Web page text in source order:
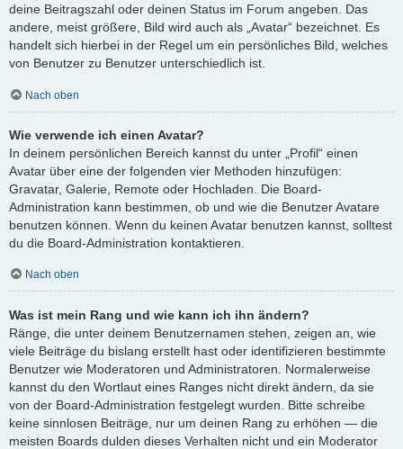
deine Beitragszahl oder deinen Status im Forum angeben. Das
andere, meist größere, Bild wird auch als „Avatar“ bezeichnet. Es
handelt sich hierbei in der Regel um ein persönliches Bild, welches
von Benutzer zu Benutzer unterschiedlich ist.
Nach oben
Wie verwende ich einen Avatar?
In deinem persönlichen Bereich kannst du unter „Profil“ einen
Avatar über eine der folgenden vier Methoden hinzufügen:
Gravatar, Galerie, Remote oder Hochladen. Die Board-
Administration kann bestimmen, ob und wie die Benutzer Avatare
benutzen können. Wenn du keinen Avatar benutzen kannst, solltest
du die Board-Administration kontaktieren.
Nach oben
Was ist mein Rang und wie kann ich ihn ändern?
Ränge, die unter deinem Benutzernamen stehen, zeigen an, wie
viele Beiträge du bislang erstellt hast oder identifizieren bestimmte
Benutzer wie Moderatoren und Administratoren. Normalerweise
kannst du den Wortlaut eines Ranges nicht direkt ändern, da sie
von der Board-Administration festgelegt wurden. Bitte schreibe
keine sinnlosen Beiträge, nur um deinen Rang zu erhöhen — die
meisten Boards dulden dieses Verhalten nicht und ein Moderator